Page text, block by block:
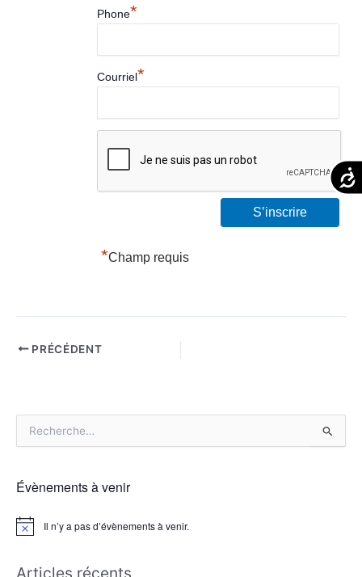
Phone*
Courriel*
*Champ requis
PRÉCÉDENT
e
h
e
c
Évènements à venir
N
Il n’y a pas d’évènements à venir.
Articles récents